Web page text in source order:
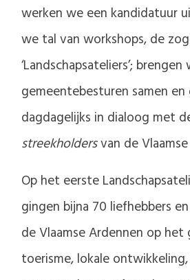
werken we een kandidatuur
we tal van workshops, de
‘Landschapsateliers’;
gemeentebesturen samen en
dagdagelijks in dialoog met
streekholdersvan de
Op het eerste
gingen bijna 70 liefhebbers
de Vlaamse Ardennen op het
toerisme, lokale